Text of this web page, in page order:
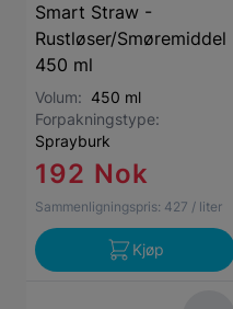
Smart Straw -
Rustløser/Smøremiddel
450 ml
Volum: 450 ml
Forpakningstype:
Sprayburk
192 Nok
Sammenligningspris: 427 / liter
Kjøp